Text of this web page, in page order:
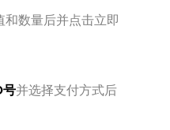
数量后并点击立即
号并选择支付方式后